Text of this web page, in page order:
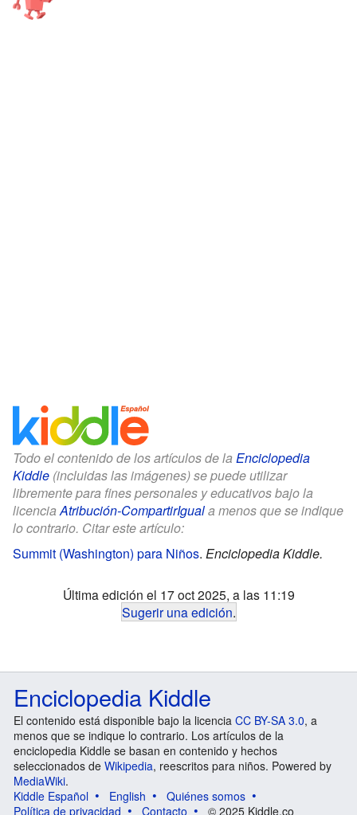
Todo el contenido de los artículos de la Enciclopedia
Kiddle (incluidas las imágenes) se puede utilizar
libremente para fines personales y educativos bajo la
licenciaAtribución-CompartirIguala menos que se indique
lo contrario. Citar este artículo:
Summit (Washington) para Niños. Enciclopedia Kiddle.
Última edición el 17 oct 2025, a las 11:19
Sugerir una edición.
Enciclopedia Kiddle
El contenido está disponible bajo la licencia CC BY-SA 3.0, a
menos que se indique lo contrario. Los artículos de la
enciclopedia Kiddle se basan en contenido y hechos
seleccionados de Wikipedia, reescritos para niños. Powered by
MediaWiki.
Kiddle Español
English
Quiénes somos
Política de privacidad
Contacto © 2025 Kiddle.co